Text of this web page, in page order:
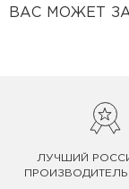
ВАС МОЖЕТ
ЛУЧШИЙ